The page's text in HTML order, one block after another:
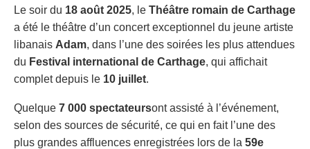
Le soir du 18 août 2025, le Théâtre romain de Carthage
a été le théâtre d’un concert exceptionnel du jeune artiste
libanais Adam, dans l’une des soirées les plus attendues
du Festival international de Carthage, qui affichait
complet depuis le 10 juillet.
Quelque 7 000 spectateursont assisté à l’événement,
selon des sources de sécurité, ce qui en fait l’une des
plus grandes affluences enregistrées lors de la 59e